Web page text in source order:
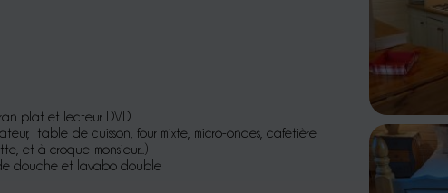
plat et lecteur DVD
table de cuisson, four mixte, micro-ondes, cafetière
et à croque-monsieur...)
douche et lavabo double